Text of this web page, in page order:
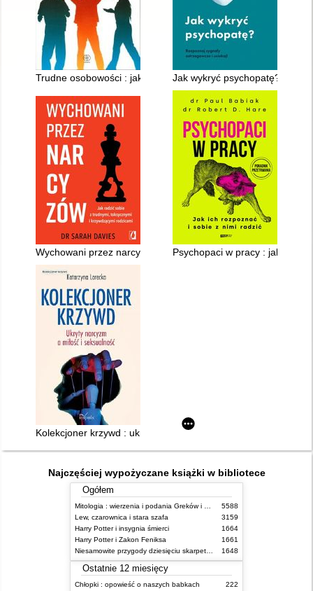
Trudne osobowości : jak radzić sobie ze szkodliwymi
Jak wykryć psychopatę? :
Wychowani przez narcyzów Psychopaci w pracy : jak ich
Kolekcjoner krzywd : ukryty narcyzm a miłość i seksualność
Najczęściej wypożyczane książki w bibliotece
Ogółem
5588
Lew, czarownica i stara szafa
3159
Harry Potter i insygnia śmierci
1664
Harry Potter i Zakon Feniksa
1661
1648
Ostatnie 12 miesięcy
Chłopki : opowieść o naszych babkach
222